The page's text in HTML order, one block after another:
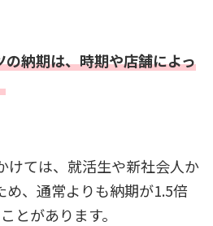
納期は、時期や店舗によっ
けては、就活生や新社会人か
め、通常よりも納期が1.5倍
とがあります。